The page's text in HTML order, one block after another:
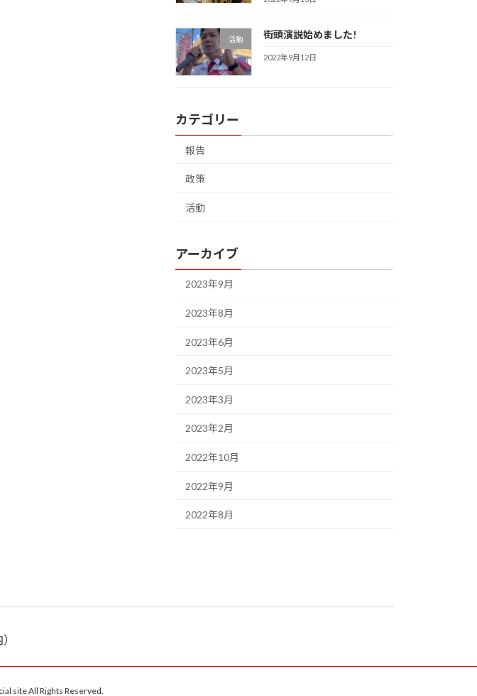
活動 街頭演説始めました!
2022年9月12日
カテゴリー
報告
政策
活動
アーカイブ
2023年9月
2023年8月
2023年6月
2023年5月
2023年3月
2023年2月
2022年10月
2022年9月
2022年8月
site All Rights Reserved.